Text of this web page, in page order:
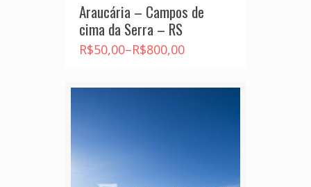
Araucária – Campos de
cima da Serra – RS
R$50,00–R$800,00